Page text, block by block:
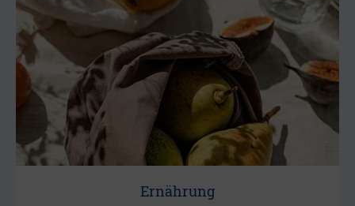
Ernährung